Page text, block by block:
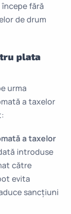
fără
de drum
plata
urma
a taxelor
a taxelor
introduse
către
evita
sancțiuni